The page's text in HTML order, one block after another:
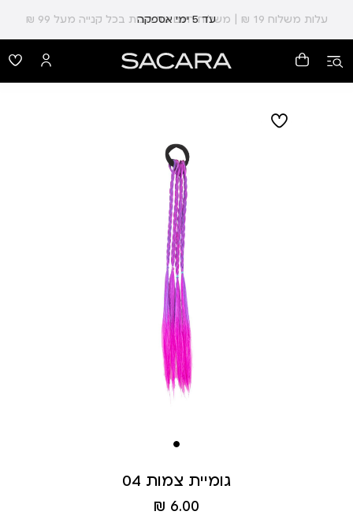
עלות משלוח 19 ₪ | משלוח חינם עד הבית בכל קנייה מעל 99 ₪ עד 5 ימי אספקה
גומיית צמות 04
מחיר6.00 ₪